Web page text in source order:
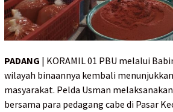
PADANG | KORAMIL 01 PBU melalui
wilayah binaannya kembali
masyarakat. Pelda Usman
bersama para pedagang cabe di Pasar